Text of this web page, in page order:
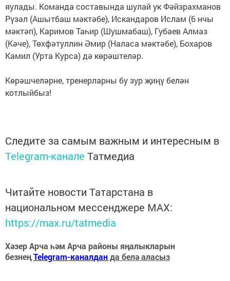
яулады. Команда составында шулай ук Фәйзрахманов
Рүзәл (Ашытбаш мәктәбе), Искандаров Ислам (6 нчы
мәктәп), Каримов Таһир (Шушмабаш), Губаев Алмаз
(Кәче), Төхфәтуллин Әмир (Наласа мәктәбе), Бохаров
Камил (Урта Курса) дә көрәштеләр.
Көрәшчеләрне, тренерларны бу зур җиңү белән
котлыйбыз!
Следите за самым важным и интересным в
Telegram-канале Татмедиа
Читайте новости Татарстана в
национальном мессенджере MАХ:
https://max.ru/tatmedia
Хәзер Арча һәм Арча районы яңалыкларын
безнеңTelegram-каналданда белә аласыз